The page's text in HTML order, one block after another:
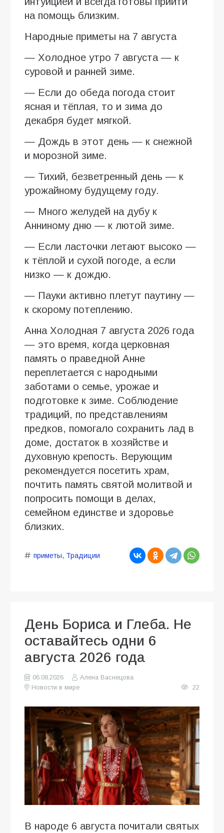
на помощь близким.
Народные приметы на 7 августа
— Холодное утро 7 августа — к
суровой и ранней зиме.
— Если до обеда погода стоит
ясная и тёплая, то и зима до
декабря будет мягкой.
— Дождь в этот день — к снежной
и морозной зиме.
— Тихий, безветренный день — к
урожайному будущему году.
— Много желудей на дубу к
Анниному дню — к лютой зиме.
— Если ласточки летают высоко —
к тёплой и сухой погоде, а если
низко — к дождю.
— Пауки активно плетут паутину —
к скорому потеплению.
Анна Холодная 7 августа 2026 года
— это время, когда церковная
память о праведной Анне
переплетается с народными
заботами о семье, урожае и
подготовке к зиме. Соблюдение
традиций, по представлениям
предков, помогало сохранить лад в
доме, достаток в хозяйстве и
духовную крепость. Верующим
рекомендуется посетить храм,
почтить память святой молитвой и
попросить помощи в делах,
семейном единстве и здоровье
близких.
приметы, Традиции
День Бориса и Глеба. Не
оставайтесь одни 6
августа 2026 года
06.08.2026
Алена Васнецова
Новости в мире
22
В народе 6 августа почитали святых